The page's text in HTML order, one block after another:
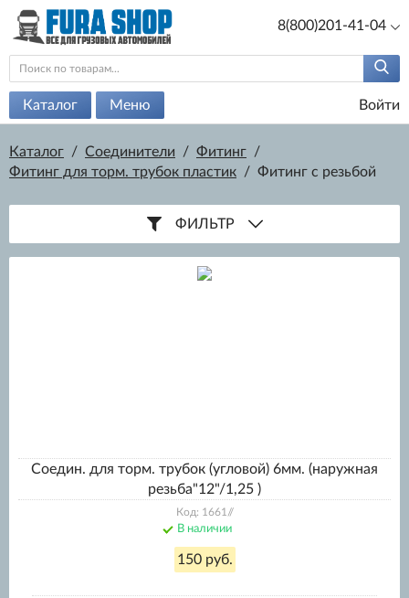
8(800)201-41-04
Каталог Меню Войти
Каталог / Соединители / Фитинг /
Фитинг для торм. трубок пластик / Фитинг с резьбой
ФИЛЬТР
Соедин. для торм. трубок (угловой) 6мм. (наружная
резьба"12"/1,25 )
Код: 1661//
В наличии
150 руб.